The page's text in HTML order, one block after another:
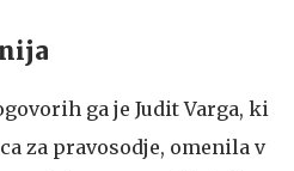
ga je Judit Varga, ki
za pravosodje, omenila v